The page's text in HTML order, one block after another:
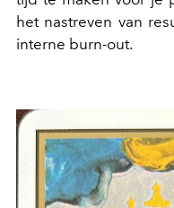
het nastreven van
interne burn-out.